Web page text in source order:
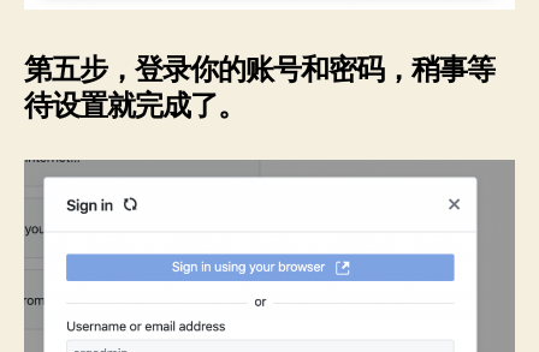
第五步，登录你的账号和密码，稍事等
待设置就完成了。